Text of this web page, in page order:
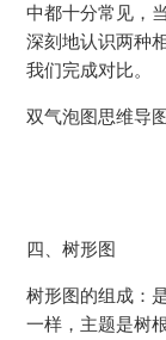
中都十分常见，
深刻地认识两种
我们完成对比。
双气泡图思维导
四、树形图
树形图的组成：
一样，主题是树